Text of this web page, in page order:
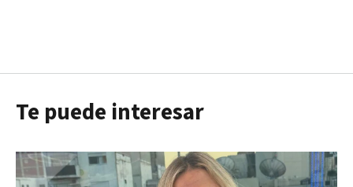
Te puede interesar